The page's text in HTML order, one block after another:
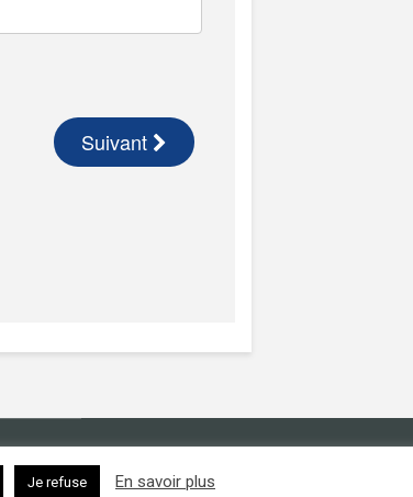
Contact|Mentions légales
Je refuse En savoir plus